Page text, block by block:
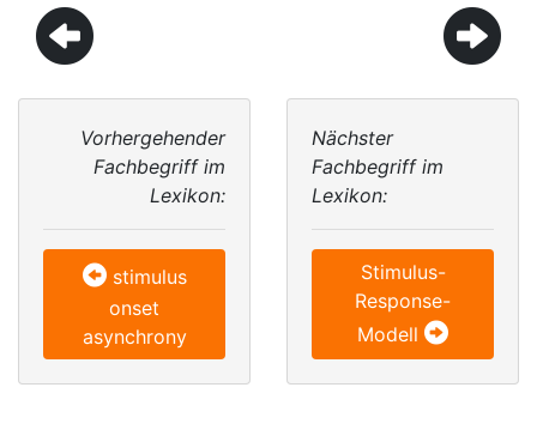
Vorhergehender
Fachbegriff im
Lexikon:
stimulus
onset
asynchrony
Nächster
Fachbegriff im
Lexikon:
Stimulus-
Response-
Modell